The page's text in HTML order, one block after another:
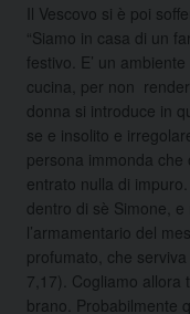
Il Vescovo si è poi
“Siamo in casa di un
festivo. E’ un
cucina, per non
donna si introduce in
se e insolito e
persona immonda
entrato nulla di
dentro di sè Simone,
l’armamentario del
profumato, che
7,17). Cogliamo allora
brano. Probabilmente